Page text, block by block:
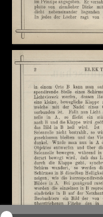
Na stronie
podobne
się zpolityką